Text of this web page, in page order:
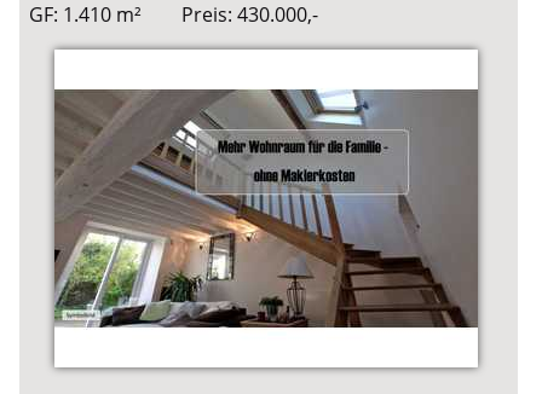
GF: 1.410 m²
Preis: 430.000,-